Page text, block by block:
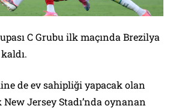
C Grubu ilk maçında Brezilya
de ev sahipliği yapacak olan
New Jersey Stadı’nda oynanan